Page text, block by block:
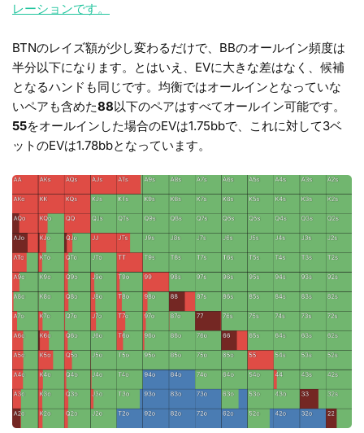
レーションです。
BTNのレイズ額が少し変わるだけで、BBのオールイン頻度は
半分以下になります。とはいえ、EVに大きな差はなく、候補
となるハンドも同じです。均衡ではオールインとなっていな
いペアも含めた88以下のペアはすべてオールイン可能です。
55をオールインした場合のEVは1.75bbで、これに対して3ベ
ットのEVは1.78bbとなっています。